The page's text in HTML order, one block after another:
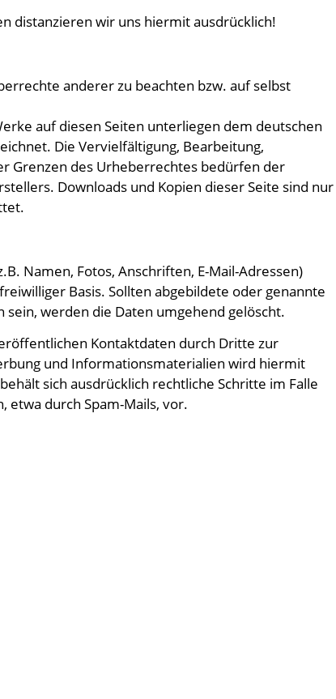
distanzieren wir uns hiermit ausdrücklich!
anderer zu beachten bzw. auf selbst
auf diesen Seiten unterliegen dem deutschen
Die Vervielfältigung, Bearbeitung,
Grenzen des Urheberrechtes bedürfen der
Downloads und Kopien dieser Seite sind nur
Namen, Fotos, Anschriften, E-Mail-Adressen)
Basis. Sollten abgebildete oder genannte
werden die Daten umgehend gelöscht.
Kontaktdaten durch Dritte zur
und Informationsmaterialien wird hiermit
sich ausdrücklich rechtliche Schritte im Falle
durch Spam-Mails, vor.